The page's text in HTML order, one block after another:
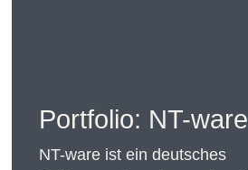
Portfolio: NT-ware
NT-ware ist ein deutsches